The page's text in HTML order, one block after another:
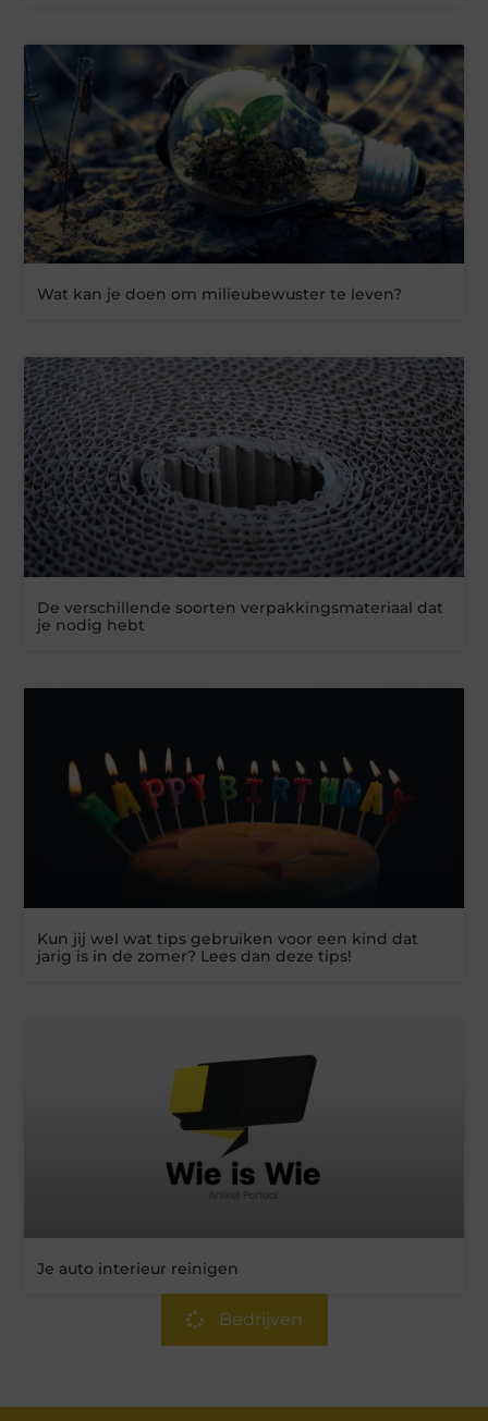
Wat kan je doen om milieubewuster te leven?
De verschillende soorten verpakkingsmateriaal dat
je nodig hebt
Kun jij wel wat tips gebruiken voor een kind dat
jarig is in de zomer? Lees dan deze tips!
Je auto interieur reinigen
Bedrijven